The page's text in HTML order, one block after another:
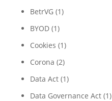
BetrVG(1)
BYOD(1)
Cookies (1)
Corona (2)
Data Act(1)
Data Governance Act(1)